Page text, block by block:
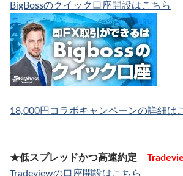
BigBossのクイック口座開設はこちら
18,000円コラボキャンペーンの詳細は
★低スプレッドかつ高速約定
Tradeviewの口座開設はこちら